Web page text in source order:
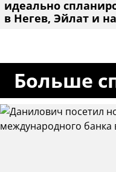
идеально
в Негев, Эйлат и
Больше